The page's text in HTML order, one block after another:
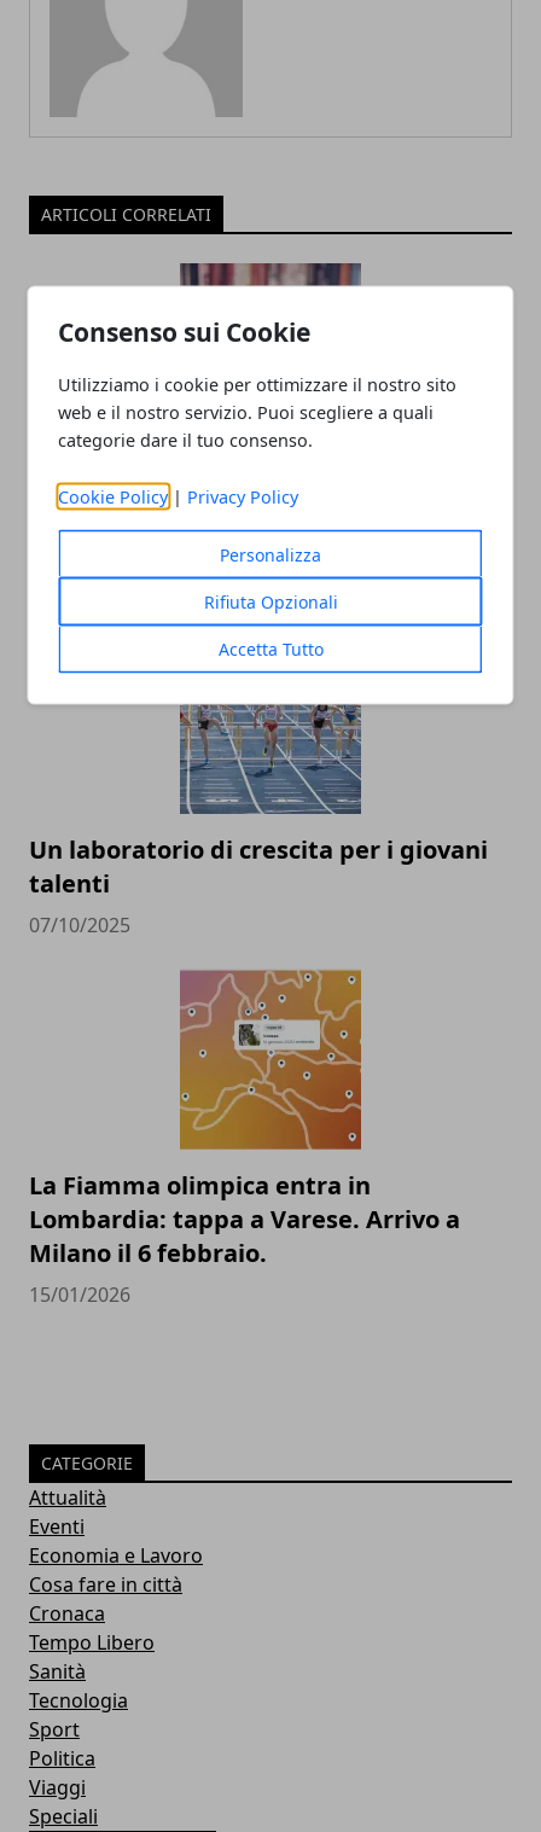
Consenso sui Cookie
Utilizziamo i cookie per ottimizzare il nostro sito
web e il nostro servizio. Puoi scegliere a quali
categorie dare il tuo consenso.
Cookie Policy | Privacy Policy
Personalizza
Rifiuta Opzionali
Accetta Tutto
ARTICOLI CORRELATI
“SCIvolare 2025/2026”: sport, scuola e
montagna per educare i giovani
Un laboratorio di crescita per i giovani
talenti
07/10/2025
La Fiamma olimpica entra in
Lombardia: tappa a Varese. Arrivo a
Milano il 6 febbraio.
15/01/2026
CATEGORIE
Attualità
Eventi
Economia e Lavoro
Cosa fare in città
Cronaca
Tempo Libero
Sanità
Tecnologia
Sport
Politica
Viaggi
Speciali